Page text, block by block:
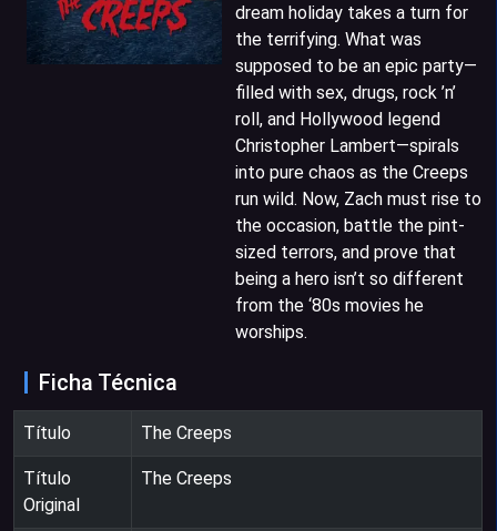
dream holiday takes a turn for
the terrifying. What was
supposed to be an epic party—
filled with sex, drugs, rock ’n’
roll, and Hollywood legend
Christopher Lambert—spirals
into pure chaos as the Creeps
run wild. Now, Zach must rise to
the occasion, battle the pint-
sized terrors, and prove that
being a hero isn’t so different
from the ‘80s movies he
worships.
Ficha Técnica
Título The Creeps
Título
Original
The Creeps